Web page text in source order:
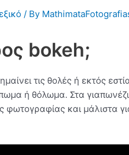
/ By
bokeh;
τις θολές ή εκτός
ή θόλωμα. Στα
φωτογραφίας και μάλιστα